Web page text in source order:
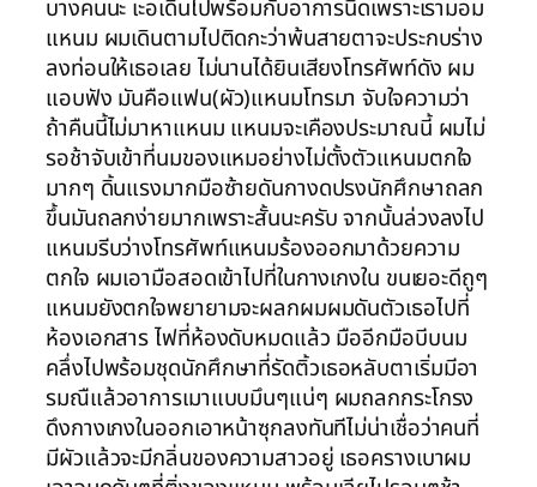
บางคนนะ เะอเดินไปพร้อมกับอาการนิดเพราะเรามอม
แหนม ผมเดินตามไปติดกะว่าพ้นสายตาจะประกบร่าง
ลงท่อนให้เธอเลย ไม่นานได้ยินเสียงโทรศัพท์ดัง ผม
แอบฟัง มันคือแฟน(ผัว)แหนมโทรมา จับใจความว่า
ถ้าคืนนี้ไม่มาหาแหนม แหนมจะเคืองประมาณนี้ ผมไม่
รอช้าจับเข้าที่นมของแหมอย่างไม่ตั้งตัวแหนมตกใจ
มากๆ ดิ้นแรงมากมือซ้ายดันกางดปรงนักศึกษาถลก
ขึ้นมันถลกง่ายมากเพราะสั้นนะครับ จากนั้นล่วงลงไป
แหนมรีบว่างโทรศัพท์แหนมร้องออกมาด้วยความ
ตกใจ ผมเอามือสอดเข้าไปที่ในกางเกงใน ขนเยอะดีถูๆ
แหนมยังตกใจพยายามจะผลกผมผมดันตัวเธอไปที่
ห้องเอกสาร ไฟที่ห้องดับหมดแล้ว มืออีกมือบีบนม
คลึ่งไปพร้อมชุดนักศึกษาที่รัดติ้วเธอหลับตาเริ่มมีอา
รมณืแล้วอาการเมาแบบมึนๆแน่ๆ ผมถลกกระโกรง
ดึงกางเกงในออกเอาหน้าซุกลงทันทีไม่น่าเชื่อว่าคนที่
มีผัวแล้วจะมีกลิ่นของความสาวอยู่ เธอครางเบาผม